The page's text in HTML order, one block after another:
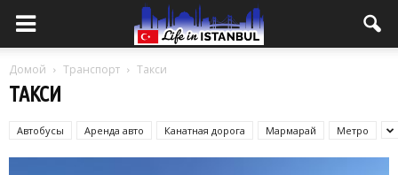
Домой Транспорт Такси
ТАКСИ
Автобусы Аренда авто Канатная дорога Мармарай Метро